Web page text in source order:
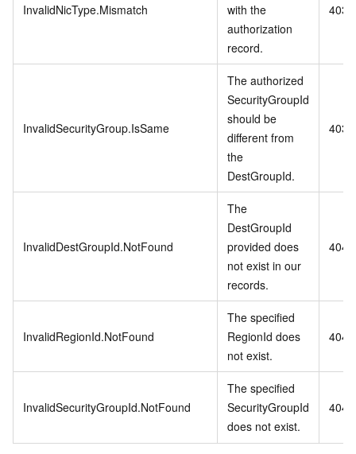
InvalidNicType.Mismatch
with the
authorization
record.
403
InvalidSecurityGroup.IsSame
The authorized
SecurityGroupId
should be
different from
the
DestGroupId.
403
InvalidDestGroupId.NotFound
The
DestGroupId
provided does
not exist in our
records.
404
InvalidRegionId.NotFound
The specified
RegionId does
not exist.
404
InvalidSecurityGroupId.NotFound
The specified
SecurityGroupId
does not exist.
404